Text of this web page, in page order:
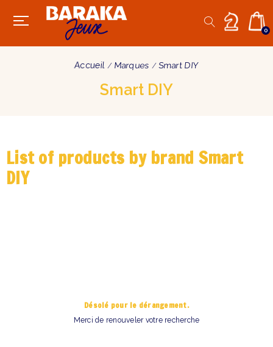
0
Accueil Marques Smart DIY
Smart DIY
List of products by brand Smart
DIY
Désolé pour le dérangement.
Merci de renouveler votre recherche